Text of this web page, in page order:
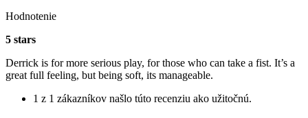
Hodnotenie
5 stars
Derrick is for more serious play, for those who can take a fist. It’s a
great full feeling, but being soft, its manageable.
1 z 1 zákazníkov našlo túto recenziu ako užitočnú.